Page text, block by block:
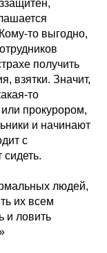
то выгодно,
получить
взятки. Значит,
то
прокурором,
и начинают
с
людей,
их всем
и ловить